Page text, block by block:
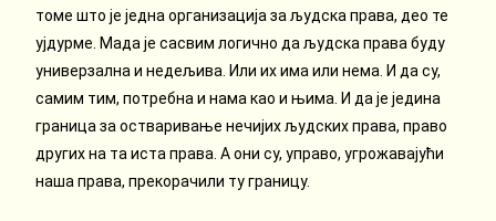
томе што је једна организација за људска права, део те
ујдурме. Мада је сасвим логично да људска права буду
универзална и недељива. Или их има или нема. И да су,
самим тим, потребна и нама као и њима. И да је једина
граница за остваривање нечијих људских права, право
других на та иста права. А они су, управо, угрожавајући
наша права, прекорачили ту границу.